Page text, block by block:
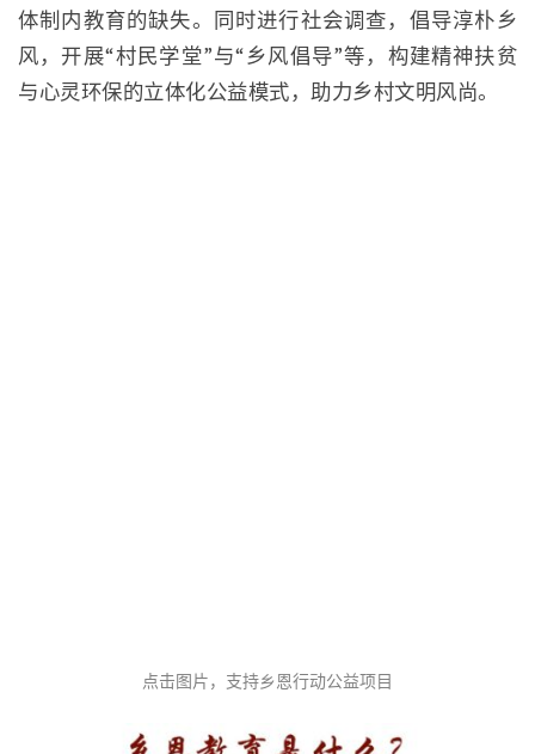
体制内教育的缺失。同时进行社会调查，倡导淳朴乡
风，开展“村民学堂”与“乡风倡导”等，构建精神扶贫
与心灵环保的立体化公益模式，助力乡村文明风尚。
点击图片，支持乡恩行动公益项目